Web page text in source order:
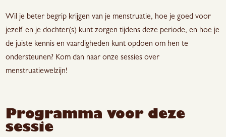
Wil je beter begrip krijgen van je menstruatie, hoe je goed voor
jezelf en je dochter(s) kunt zorgen tijdens deze periode, en hoe je
de juiste kennis en vaardigheden kunt opdoen om hen te
ondersteunen? Kom dan naar onze sessies over
menstruatiewelzijn!
Programma voor deze
sessie